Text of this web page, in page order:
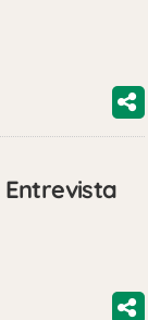
Entrevista